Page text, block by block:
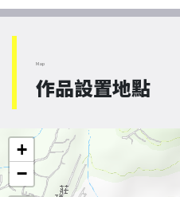
Map
作品設置地點
+
−